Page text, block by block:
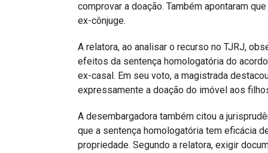
comprovar a doação. Também apontaram
ex-cônjuge.
A relatora, ao analisar o recurso no TJRJ,
efeitos da sentença homologatória do
ex-casal. Em seu voto, a magistrada
expressamente a doação do imóvel aos
A desembargadora também citou a
que a sentença homologatória tem eficácia
propriedade. Segundo a relatora, exigir